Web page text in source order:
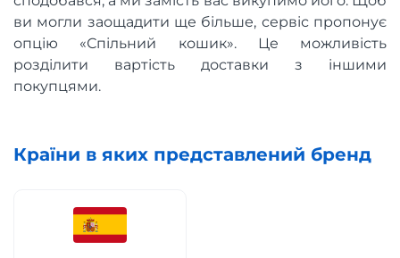
ви могли заощадити ще більше, сервіс пропонує
опцію «Спільний кошик». Це можливість
розділити вартість доставки з іншими
покупцями.
Країни в яких представлений бренд